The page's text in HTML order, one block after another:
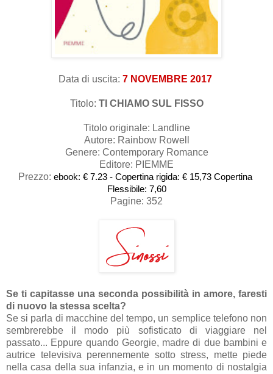
Data di uscita: 7 NOVEMBRE 2017
Titolo: TI CHIAMO SUL FISSO
Titolo originale: Landline
Autore: Rainbow Rowell
Genere: Contemporary Romance
Editore: PIEMME
Prezzo: ebook: € 7.23 - Copertina rigida: € 15,73 Copertina
Flessibile: 7,60
Pagine: 352
Se ti capitasse una seconda possibilità in amore, faresti
di nuovo la stessa scelta?
Se si parla di macchine del tempo, un semplice telefono non
sembrerebbe il modo più sofisticato di viaggiare nel
passato... Eppure quando Georgie, madre di due bambini e
autrice televisiva perennemente sotto stress, mette piede
nella casa della sua infanzia, e in un momento di nostalgia